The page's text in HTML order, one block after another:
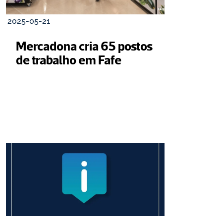
2025-05-21
Mercadona cria 65 postos
de trabalho em Fafe